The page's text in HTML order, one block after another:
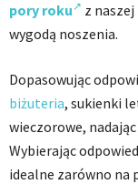
pory roku
z
wygodą noszenia.
Dopasowując
biżuteria, sukienki
wieczorowe,
Wybierając
idealne zarówno na